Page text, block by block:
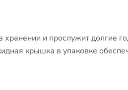
хранении и прослужит долгие
крышка в упаковке